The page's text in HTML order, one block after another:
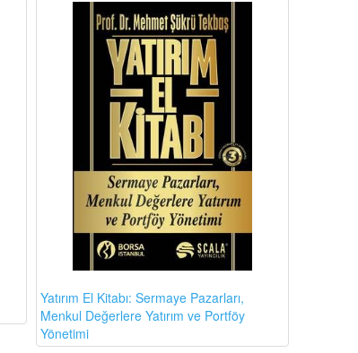
Yatırım El Kitabı: Sermaye Pazarları,
Menkul Değerlere Yatırım ve Portföy
Yönetimi